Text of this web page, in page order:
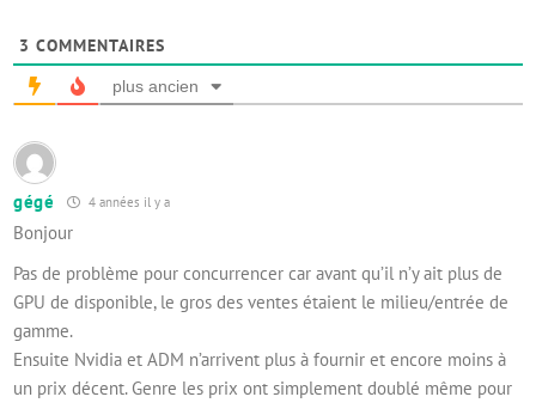
3 COMMENTAIRES
plus ancien
gégé 4 années il y a
Bonjour
Pas de problème pour concurrencer car avant qu’il n’y ait plus de
GPU de disponible, le gros des ventes étaient le milieu/entrée de
gamme.
Ensuite Nvidia et ADM n’arrivent plus à fournir et encore moins à
un prix décent. Genre les prix ont simplement doublé même pour